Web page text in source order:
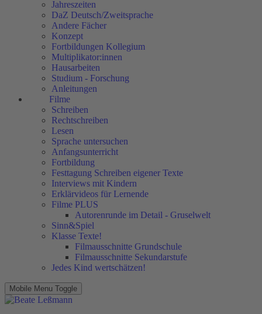
Jahreszeiten
DaZ Deutsch/Zweitsprache
Andere Fächer
Konzept
Fortbildungen Kollegium
Multiplikator:innen
Hausarbeiten
Studium - Forschung
Anleitungen
Filme
Schreiben
Rechtschreiben
Lesen
Sprache untersuchen
Anfangsunterricht
Fortbildung
Festtagung Schreiben eigener Texte
Interviews mit Kindern
Erklärvideos für Lernende
Filme PLUS
Autorenrunde im Detail - Gruselwelt
Sinn&Spiel
Klasse Texte!
Filmausschnitte Grundschule
Filmausschnitte Sekundarstufe
Jedes Kind wertschätzen!
Mobile Menu Toggle